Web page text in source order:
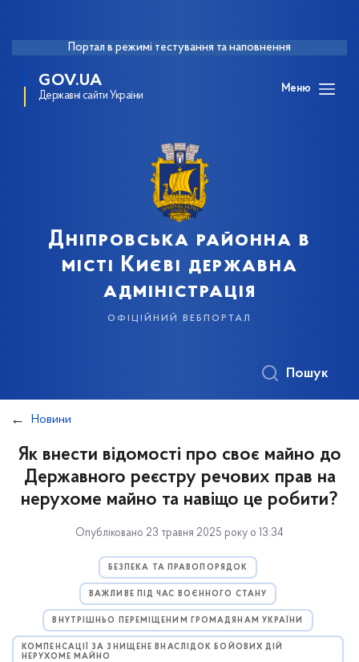
Портал в режимі тестування та наповнення
GOV.UA
Державні сайти України
Меню
Дніпровська районна в
місті Києві державна
адміністрація
офіційний вебпортал
Пошук
Новини
Як внести відомості про своє майно до
Державного реєстру речових прав на
нерухоме майно та навіщо це робити?
Опубліковано 23 травня 2025 року о 13:34
БЕЗПЕКА ТА ПРАВОПОРЯДОК
ВАЖЛИВЕ ПІД ЧАС ВОЄННОГО СТАНУ
ВНУТРІШНЬО ПЕРЕМІЩЕНИМ ГРОМАДЯНАМ УКРАЇНИ
КОМПЕНСАЦІЇ ЗА ЗНИЩЕНЕ ВНАСЛІДОК БОЙОВИХ ДІЙ
НЕРУХОМЕ МАЙНО